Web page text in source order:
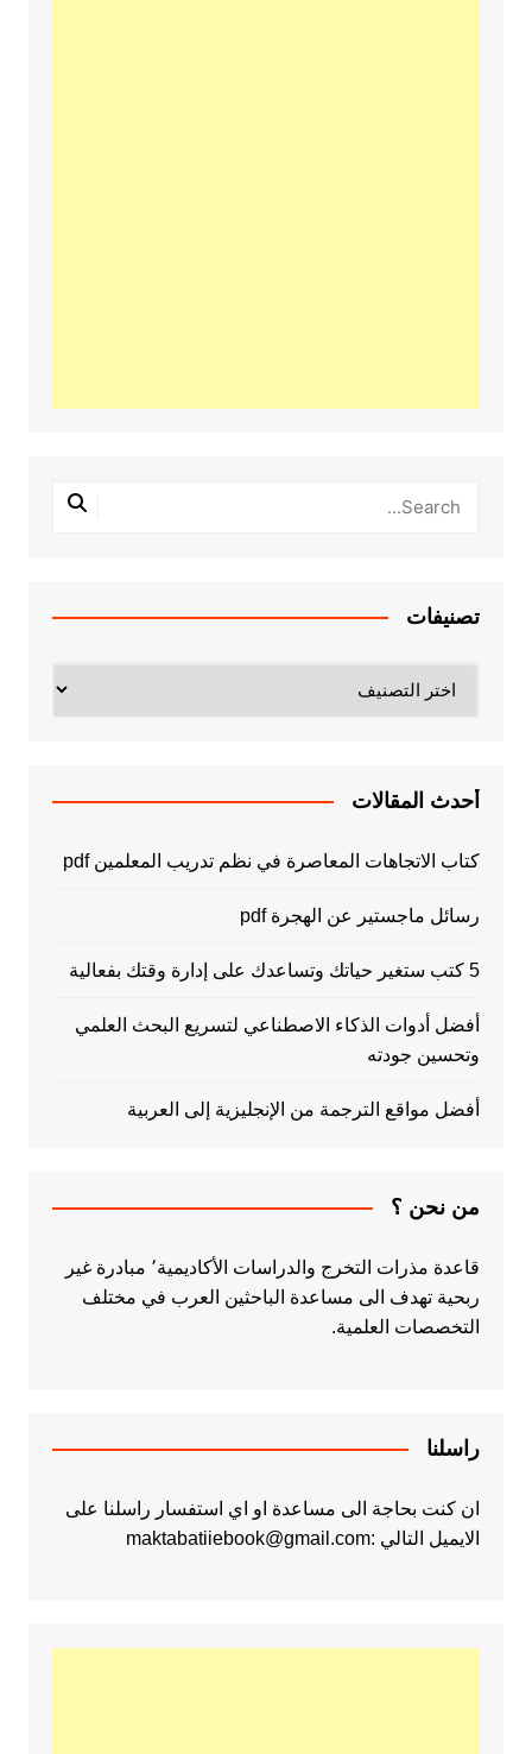
تصنيفات
أحدث المقالات
كتاب الاتجاهات المعاصرة في نظم تدريب المعلمين pdf
رسائل ماجستير عن الهجرة pdf
5 كتب ستغير حياتك وتساعدك على إدارة وقتك بفعالية
أفضل أدوات الذكاء الاصطناعي لتسريع البحث العلمي
وتحسين جودته
أفضل مواقع الترجمة من الإنجليزية إلى العربية
من نحن ؟
قاعدة مذرات التخرج والدراسات الأكاديمية٬ مبادرة غير
ربحية تهدف الى مساعدة الباحثين العرب في مختلف
التخصصات العلمية.
راسلنا
ان كنت بحاجة الى مساعدة او اي استفسار راسلنا على
الايميل التالي :maktabatiiebook@gmail.com